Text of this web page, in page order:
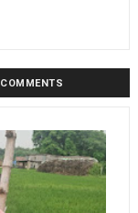
COMMENTS